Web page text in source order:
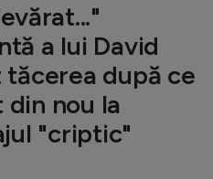
a lui David
după ce
din nou la
"criptic"